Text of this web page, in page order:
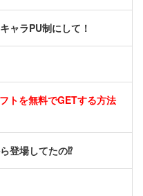
ャラPU制にして！
トを無料でGETする方法
登場してたの⁉